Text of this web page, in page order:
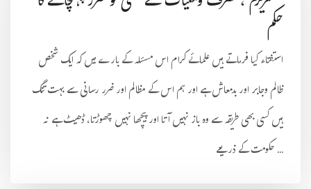
حکم
استفتاء کیا فرماتے ہیں علمائے کرام اس مسئلہ کے بارے میں کہ ایک شخص
ظالم وجابر اور بدمعاش ہے اور ہم اس کے مظالم اور ضرر رسانی سے بہت تنگ
ہیں کسی بھی طریقہ سے وہ باز نہیں آتا اور پیچھا نہیں چھوڑتا، ڈھیٹ ہے نہ
حکومت کے ذریعے ...